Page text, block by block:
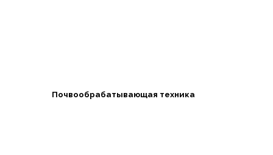
Почвообрабатывающая техника